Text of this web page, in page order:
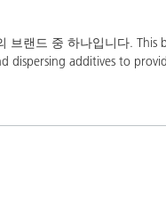
랜드 중 하나입니다.
dispersing additives to